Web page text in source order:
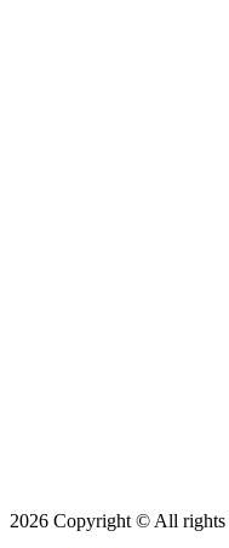
2026 Copyright © All rights